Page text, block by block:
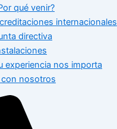
qué venir?
internacionales
directiva
experiencia nos importa
con nosotros